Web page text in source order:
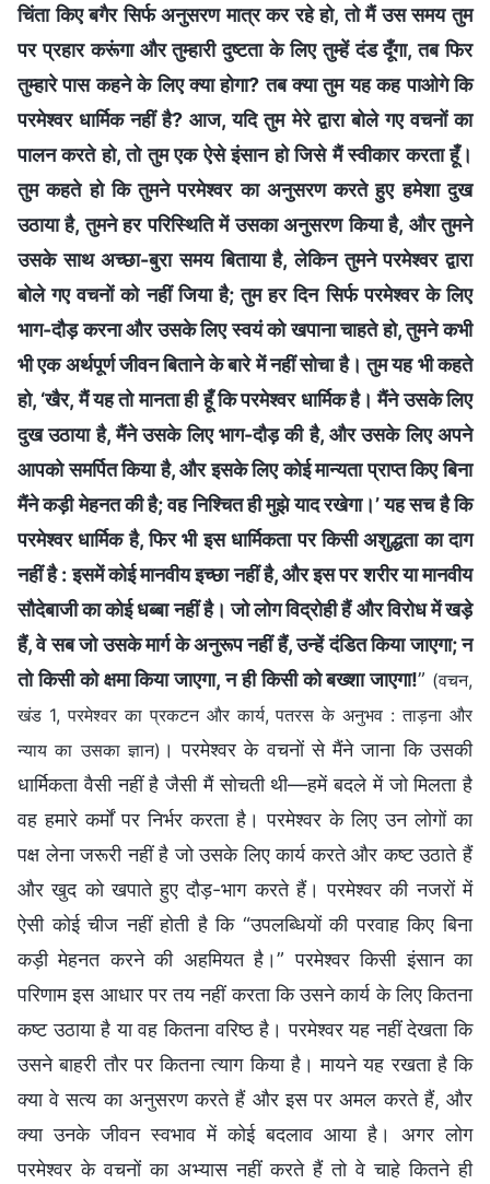
चिंता किए बगैर सिर्फ अनुसरण मात्र कर रहे हो, तो मैं उस समय तुम
पर प्रहार करूंगा और तुम्हारी दुष्टता के लिए तुम्हें दंड दूँगा, तब फिर
तुम्हारे पास कहने के लिए क्या होगा? तब क्या तुम यह कह पाओगे कि
परमेश्वर धार्मिक नहीं है? आज, यदि तुम मेरे द्वारा बोले गए वचनों का
पालन करते हो, तो तुम एक ऐसे इंसान हो जिसे मैं स्वीकार करता हूँ।
तुम कहते हो कि तुमने परमेश्वर का अनुसरण करते हुए हमेशा दुख
उठाया है, तुमने हर परिस्थिति में उसका अनुसरण किया है, और तुमने
उसके साथ अच्छा-बुरा समय बिताया है, लेकिन तुमने परमेश्वर द्वारा
बोले गए वचनों को नहीं जिया है; तुम हर दिन सिर्फ परमेश्वर के लिए
भाग-दौड़ करना और उसके लिए स्वयं को खपाना चाहते हो, तुमने कभी
भी एक अर्थपूर्ण जीवन बिताने के बारे में नहीं सोचा है। तुम यह भी कहते
हो, ‘खैर, मैं यह तो मानता ही हूँ कि परमेश्वर धार्मिक है। मैंने उसके लिए
दुख उठाया है, मैंने उसके लिए भाग-दौड़ की है, और उसके लिए अपने
आपको समर्पित किया है, और इसके लिए कोई मान्यता प्राप्त किए बिना
मैंने कड़ी मेहनत की है; वह निश्चित ही मुझे याद रखेगा।’ यह सच है कि
परमेश्वर धार्मिक है, फिर भी इस धार्मिकता पर किसी अशुद्धता का दाग
नहीं है : इसमें कोई मानवीय इच्छा नहीं है, और इस पर शरीर या मानवीय
सौदेबाजी का कोई धब्बा नहीं है। जो लोग विद्रोही हैं और विरोध में खड़े
हैं, वे सब जो उसके मार्ग के अनुरूप नहीं हैं, उन्हें दंडित किया जाएगा; न
तो किसी को क्षमा किया जाएगा, न ही किसी को बख्शा जाएगा!” (वचन,
खंड 1, परमेश्वर का प्रकटन और कार्य, पतरस के अनुभव : ताड़ना और
न्याय का उसका ज्ञान) । परमेश्वर के वचनों से मैंने जाना कि उसकी
धार्मिकता वैसी नहीं है जैसी मैं सोचती थी—हमें बदले में जो मिलता है
वह हमारे कर्मों पर निर्भर करता है। परमेश्वर के लिए उन लोगों का
पक्ष लेना जरूरी नहीं है जो उसके लिए कार्य करते और कष्ट उठाते हैं
और खुद को खपाते हुए दौड़-भाग करते हैं। परमेश्वर की नजरों में
ऐसी कोई चीज नहीं होती है कि “उपलब्धियों की परवाह किए बिना
कड़ी मेहनत करने की अहमियत है।” परमेश्वर किसी इंसान का
परिणाम इस आधार पर तय नहीं करता कि उसने कार्य के लिए कितना
कष्ट उठाया है या वह कितना वरिष्ठ है। परमेश्वर यह नहीं देखता कि
उसने बाहरी तौर पर कितना त्याग किया है। मायने यह रखता है कि
क्या वे सत्य का अनुसरण करते हैं और इस पर अमल करते हैं, और
क्या उनके जीवन स्वभाव में कोई बदलाव आया है। अगर लोग
परमेश्वर के वचनों का अभ्यास नहीं करते हैं तो वे चाहे कितने ही